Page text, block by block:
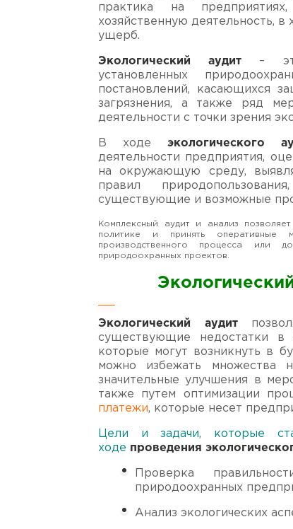
практика на
хозяйственную деятельность,
ущерб.
Экологический аудит
–
установленных
постановлений, касающихся
загрязнения, а также ряд
деятельности с точки зрения
В ходе экологического
деятельности предприятия,
на окружающую среду,
правил
существующие и возможные
Комплексный аудит и анализ
политике и принять
производственного процесса или
природоохранных проектов.
Экологический аудит
существующие недостатки в
которые могут возникнуть в
можно избежать множества
значительные улучшения в
также путем оптимизации
платежи, которые несет
Цели и задачи, которые
ходе проведения
Проверка
природоохранных
Анализ экологических